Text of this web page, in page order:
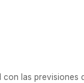
con las previsiones